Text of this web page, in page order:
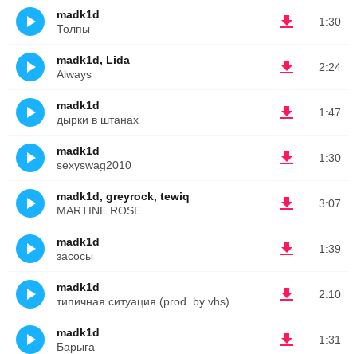
1:30
madk1d
Толпы
2:24
madk1d, Lida
Always
1:47
madk1d
дырки в штанах
1:30
madk1d
sexyswag2010
3:07
madk1d, greyrock, tewiq
MARTINE ROSE
1:39
madk1d
засосы
2:10
madk1d
типичная ситуация (prod. by vhs)
1:31
madk1d
Барыга